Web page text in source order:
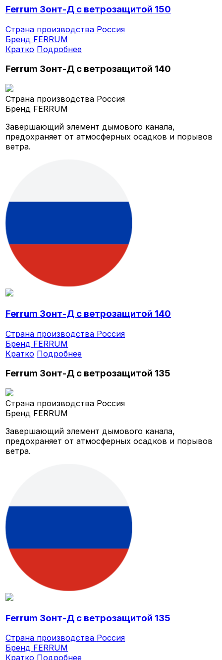
Ferrum Зонт-Д с ветрозащитой 150
Страна производства Россия
Бренд FERRUM
Кратко Подробнее
Ferrum Зонт-Д с ветрозащитой 140
Страна производства Россия
Бренд FERRUM
Завершающий элемент дымового канала,
предохраняет от атмосферных осадков и порывов
ветра.
Ferrum Зонт-Д с ветрозащитой 140
Страна производства Россия
Бренд FERRUM
Кратко Подробнее
Ferrum Зонт-Д с ветрозащитой 135
Страна производства Россия
Бренд FERRUM
Завершающий элемент дымового канала,
предохраняет от атмосферных осадков и порывов
ветра.
Ferrum Зонт-Д с ветрозащитой 135
Страна производства Россия
Бренд FERRUM
Кратко Подробнее